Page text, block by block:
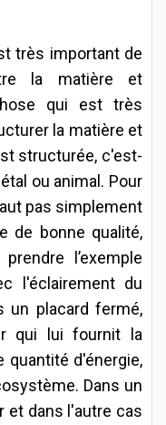
très important de
la matière et
qui est très
la matière et
structurée, c'est-
ou animal. Pour
pas simplement
de bonne qualité,
l’exemple
l'éclairement du
un placard fermé,
qui lui fournit la
quantité d'énergie,
Dans un
et dans l'autre cas